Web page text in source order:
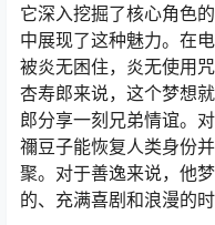
它深入挖掘了核心角色
中展现了这种魅力。在
被炎无困住，炎无使用
杏寿郎来说，这个梦想
郎分享一刻兄弟情谊。
禰豆子能恢复人类身份
聚。对于善逸来说，他
的、充满喜剧和浪漫的时